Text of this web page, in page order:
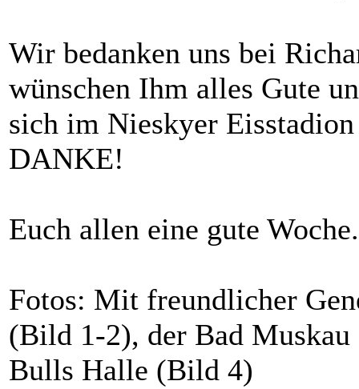
Wir bedanken uns bei
wünschen Ihm alles Gute
sich im Nieskyer
DANKE!
Euch allen eine gute Woche.
Fotos: Mit freundlicher
(Bild 1-2), der Bad
Bulls Halle (Bild 4)